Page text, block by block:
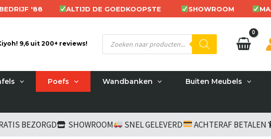
'88 ALTIJD DE GOEDKOOPSTE SHOWROOM
9,6 uit 200+ reviews!
Producten
zoeken
Poefs Wandbanken Buiten Meubels
BEZORGD SHOWROOM SNEL GELEVERD ACHTERAF BETALEN